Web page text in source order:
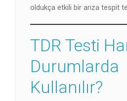
oldukça etkili bir arıza tespit
TDR Testi
Durumlarda
Kullanılır?